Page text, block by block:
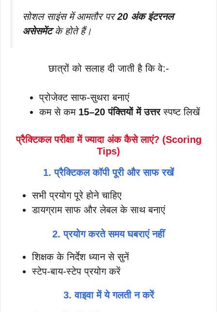
सोशल साइंस में आमतौर पर20 अंक इंटरनल
असेसमेंटके होते हैं।
छात्रों को सलाह दी जाती है कि वे:-
प्रोजेक्ट साफ-सुथरा बनाएं
कम से कम 15–20 पंक्तियों में उत्तरस्पष्ट लिखें
प्रैक्टिकल परीक्षा में ज्यादा अंक कैसे लाएं? (Scoring
Tips)
1. प्रैक्टिकल कॉपी पूरी और साफ रखें
सभी प्रयोग पूरे होने चाहिए
डायग्राम साफ और लेबल के साथ बनाएं
2. प्रयोग करते समय घबराएं नहीं
शिक्षक के निर्देश ध्यान से सुनें
स्टेप-बाय-स्टेप प्रयोग करें
3. वाइवा में ये गलती न करें